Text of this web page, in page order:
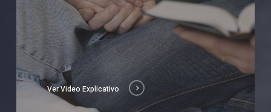
Ver Video Explicativo